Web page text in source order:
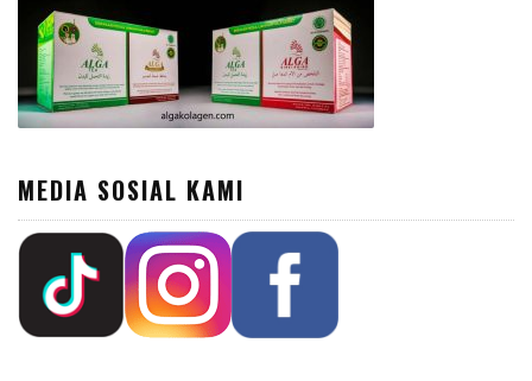
MEDIA SOSIAL KAMI